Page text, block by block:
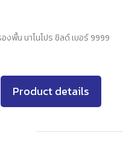
งพื้น นาโนโปร ชิลด์ เบอร์ 9999
Product details